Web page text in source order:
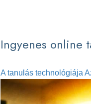
Ingyenes online
A tanulás technológiája